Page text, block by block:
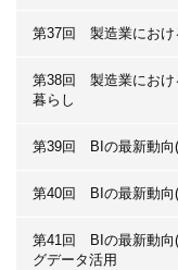
第37回 製造業におけ
第38回 製造業におけ
暮らし
第39回 BIの最新動向
第40回 BIの最新動向
第41回 BIの最新動向
グデータ活用